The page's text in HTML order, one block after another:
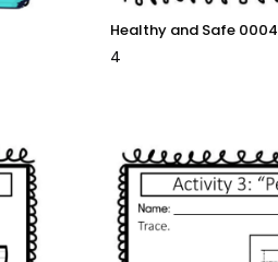
Healthy and Safe 0004
4